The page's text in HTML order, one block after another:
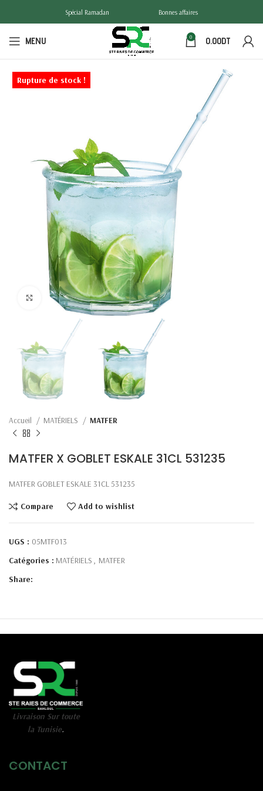
Spécial Ramadan Bonnes affaires
MENU 0 0.00DT
Click to enlarge
Rupture de stock !
Accueil MATÉRIELS MATFER
MATFER X GOBLET ESKALE 31CL 531235
MATFER GOBLET ESKALE 31CL 531235
Compare Add to wishlist
UGS : 05MTF013
Catégories : MATÉRIELS
MATFER
Share:
Livraison Sur toute
la Tunisie.
CONTACT